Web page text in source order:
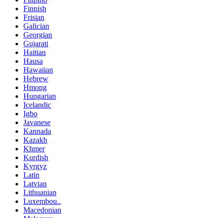
Finnish
Frisian
Galician
Georgian
Gujarati
Haitian
Hausa
Hawaiian
Hebrew
Hmong
Hungarian
Icelandic
Igbo
Javanese
Kannada
Kazakh
Khmer
Kurdish
Kyrgyz
Latin
Latvian
Lithuanian
Luxembou..
Macedonian